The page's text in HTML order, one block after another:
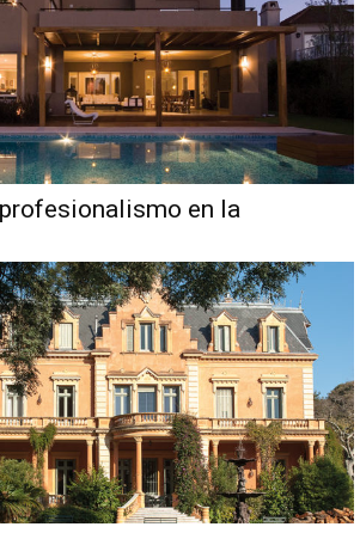
en la